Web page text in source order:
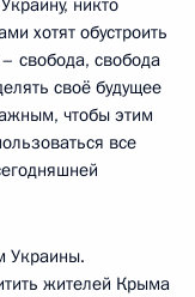
хотят обустроить
свобода, свобода
своё будущее
чтобы этим
все
Украины.
жителей Крыма